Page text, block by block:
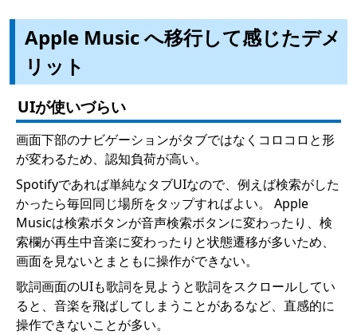
Apple Music へ移行して感じたデメ
リット
UIが使いづらい
画面下部のナビゲーションがタブではなくコロコロと形
が変わるため、認知負荷が高い。
Spotifyであれば単純なタブUIなので、例えば検索がした
かったら毎回同じ場所をタップすればよい。 Apple
Musicは検索ボタンが音声検索ボタンに変わったり、検
索欄が再生中音楽に変わったりと状態遷移が多いため、
画面を見ないとまともに操作ができない。
歌詞画面のUIも歌詞を見ようと歌詞をスクロールしてい
ると、音楽を飛ばしてしまうことがあるなど、直感的に
操作できないことが多い。